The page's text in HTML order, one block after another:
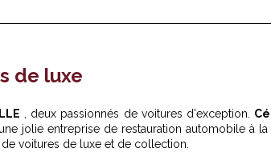
de luxe
, deux passionnés de voitures d'exception.
jolie entreprise de restauration automobile à
voitures de luxe et de collection.